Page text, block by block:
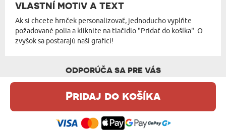
Pridaj do košíka
VLASTNÍ MOTIV A TEXT
Ak si chcete hrnček personalizovať, jednoducho vyplňte
požadované polia a kliknite na tlačidlo "Pridať do košíka". O
zvyšok sa postarajú naši grafici!
ODPORÚČA SA PRE VÁS
Táto webová stránka používa súbory cookie. Podrobné informácie o
tejto téme nájdete v našom %s.
zásadách používania súborov cookie
Súhlasím